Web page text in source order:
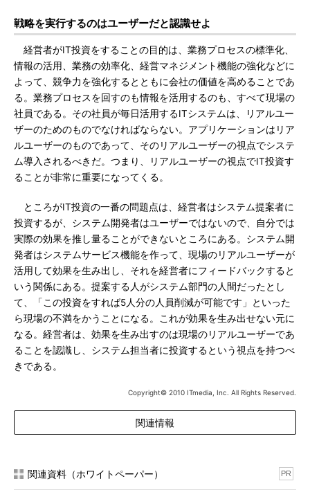
戦略を実行するのはユーザーだと認識せよ
経営者がIT投資をすることの目的は、業務プロセスの標準化、
情報の活用、業務の効率化、経営マネジメント機能の強化などに
よって、競争力を強化するとともに会社の価値を高めることであ
る。業務プロセスを回すのも情報を活用するのも、すべて現場の
社員である。その社員が毎日活用するITシステムは、リアルユー
ザーのためのものでなければならない。アプリケーションはリア
ルユーザーのものであって、そのリアルユーザーの視点でシステ
ム導入されるべきだ。つまり、リアルユーザーの視点でIT投資す
ることが非常に重要になってくる。
ところがIT投資の一番の問題点は、経営者はシステム提案者に
投資するが、システム開発者はユーザーではないので、自分では
実際の効果を推し量ることができないところにある。システム開
発者はシステムサービス機能を作って、現場のリアルユーザーが
活用して効果を生み出し、それを経営者にフィードバックすると
いう関係にある。提案する人がシステム部門の人間だったとし
て、「この投資をすれば5人分の人員削減が可能です」といった
ら現場の不満をかうことになる。これが効果を生み出せない元に
なる。経営者は、効果を生み出すのは現場のリアルユーザーであ
ることを認識し、システム担当者に投資するという視点を持つべ
きである。
Copyright© 2010 ITmedia, Inc. All Rights Reserved.
関連情報
関連資料（ホワイトペーパー） PR